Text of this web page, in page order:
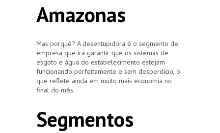
Amazonas
Mas porquê? A desentupidora é o segmento de
empresa que irá garantir que os sistemas de
esgoto e água do estabelecimento estejam
funcionando perfeitamente e sem desperdício, o
que reflete ainda em muito mais economia no
final do mês.
Segmentos